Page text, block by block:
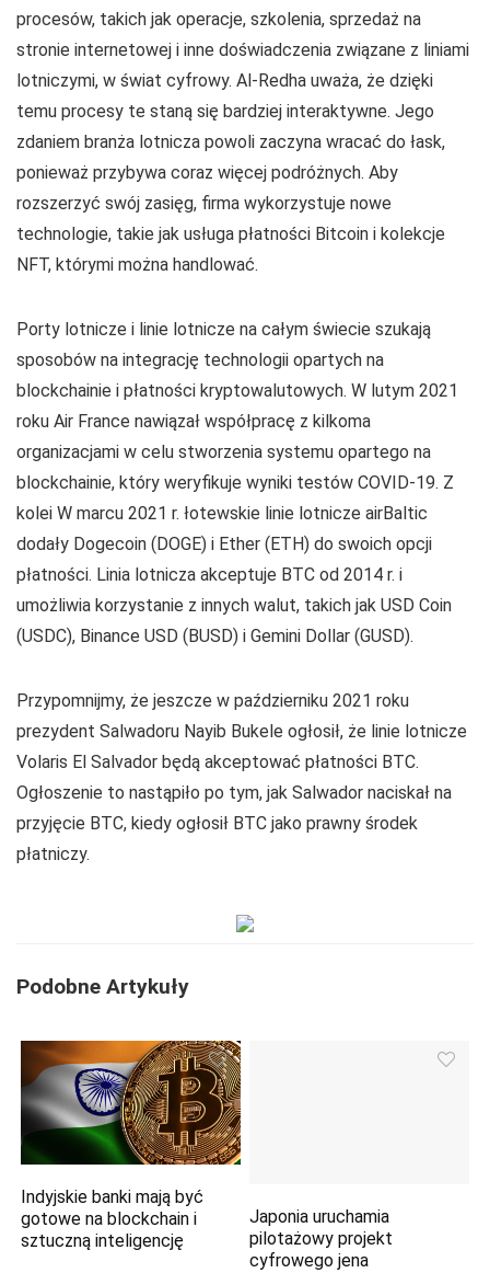
procesów, takich jak operacje, szkolenia, sprzedaż na
stronie internetowej i inne doświadczenia związane z liniami
lotniczymi, w świat cyfrowy. Al-Redha uważa, że dzięki
temu procesy te staną się bardziej interaktywne. Jego
zdaniem branża lotnicza powoli zaczyna wracać do łask,
ponieważ przybywa coraz więcej podróżnych. Aby
rozszerzyć swój zasięg, firma wykorzystuje nowe
technologie, takie jak usługa płatności Bitcoin i kolekcje
NFT, którymi można handlować.
Porty lotnicze i linie lotnicze na całym świecie szukają
sposobów na integrację technologii opartych na
blockchainie i płatności kryptowalutowych. W lutym 2021
roku Air France nawiązał współpracę z kilkoma
organizacjami w celu stworzenia systemu opartego na
blockchainie, który weryfikuje wyniki testów COVID-19. Z
kolei W marcu 2021 r. łotewskie linie lotnicze airBaltic
dodały Dogecoin (DOGE) i Ether (ETH) do swoich opcji
płatności. Linia lotnicza akceptuje BTC od 2014 r. i
umożliwia korzystanie z innych walut, takich jak USD Coin
(USDC), Binance USD (BUSD) i Gemini Dollar (GUSD).
Przypomnijmy, że jeszcze w październiku 2021 roku
prezydent Salwadoru Nayib Bukele ogłosił, że linie lotnicze
Volaris El Salvador będą akceptować płatności BTC.
Ogłoszenie to nastąpiło po tym, jak Salwador naciskał na
przyjęcie BTC, kiedy ogłosił BTC jako prawny środek
płatniczy.
Podobne Artykuły
Indyjskie banki mają być
gotowe na blockchain i
sztuczną inteligencję
Japonia uruchamia
pilotażowy projekt
cyfrowego jena